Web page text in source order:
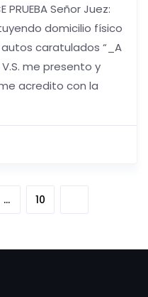
PRUEBA Señor Juez:
domicilio físico
caratulados “_A
me presento y
acredito con la
… 10